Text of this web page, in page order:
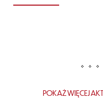
POKAŻ WIĘCEJ